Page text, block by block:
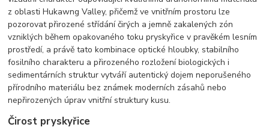
z oblasti Hukawng Valley, přičemž ve vnitřním prostoru lze
pozorovat přirozené střídání čirých a jemně zakalených zón
vzniklých během opakovaného toku pryskyřice v pravěkém lesním
prostředí, a právě tato kombinace optické hloubky, stabilního
fosilního charakteru a přirozeného rozložení biologických i
sedimentárních struktur vytváří autentický dojem neporušeného
přírodního materiálu bez známek moderních zásahů nebo
nepřirozených úprav vnitřní struktury kusu.
Čirost pryskyřice